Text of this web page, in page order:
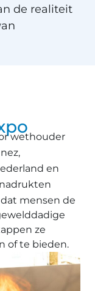
de realiteit
wethouder
en
mensen de
ze
of te bieden.